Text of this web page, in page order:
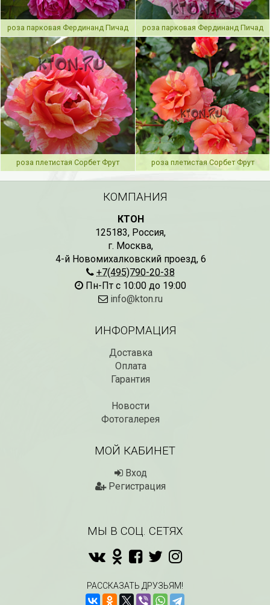
роза парковая Фердинанд Пичад роза парковая Фердинанд Пичад
роза плетистая Сорбет Фрут роза плетистая Сорбет Фрут
КОМПАНИЯ
КТОН
125183, Россия,
г. Москва,
4-й Новомихалковский проезд, 6
+7(495)790-20-38
Пн-Пт с 10:00 до 19:00
info@kton.ru
ИНФОРМАЦИЯ
Доставка
Оплата
Гарантия
Новости
Фотогалерея
МОЙ КАБИНЕТ
Вход
Регистрация
МЫ В СОЦ. СЕТЯХ
РАССКАЗАТЬ ДРУЗЬЯМ!